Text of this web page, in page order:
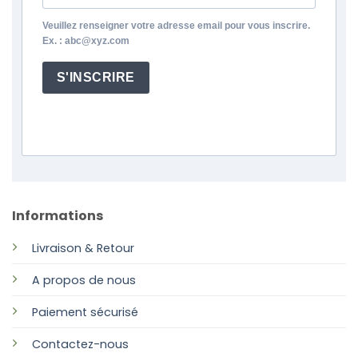
Informations
Livraison & Retour
A propos de nous
Paiement sécurisé
Contactez-nous
Veuillez renseigner votre adresse email pour vous inscrire.
Ex. : abc@xyz.com
S'INSCRIRE